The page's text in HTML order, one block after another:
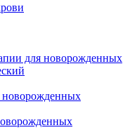
для новорожденных
новорожденных